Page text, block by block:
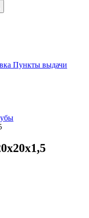
Пункты выдачи